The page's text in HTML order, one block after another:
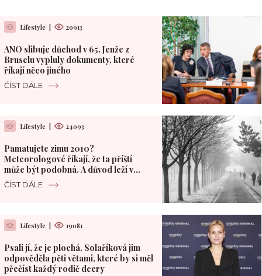
Lifestyle 20913
ANO slibuje důchod v 65. Jenže z
Bruselu vypluly dokumenty, které
říkají něco jiného
ČÍST DÁLE
Lifestyle 24093
Pamatujete zimu 2010?
Meteorologové říkají, že ta příští
může být podobná. A důvod leží v
Pacifiku
ČÍST DÁLE
Lifestyle 19081
Psali jí, že je plochá. Solaříková jim
odpověděla pěti větami, které by si měl
přečíst každý rodič dcery